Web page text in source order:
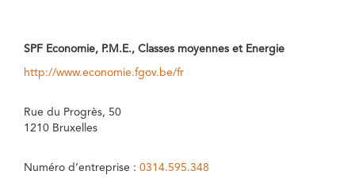
SPF Economie, P.M.E., Classes moyennes et Energie
http://www.economie.fgov.be/fr
Rue du Progrès, 50
1210 Bruxelles
Numéro d’entreprise : 0314.595.348